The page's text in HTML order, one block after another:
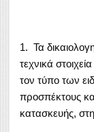
1. Τα
τεχνικά
τον τύπο των
προσπέκτους
κατασκευής,